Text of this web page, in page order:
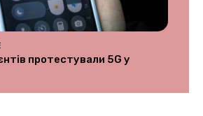
протестували 5G у